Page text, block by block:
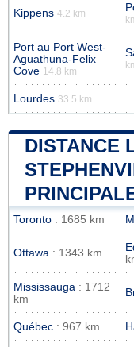
Kippens 4.2 km
Port au Port West-
Aguathuna-Felix
Cove 14.8 km
Lourdes 33.5 km
DISTANCE
Toronto : 1685 km
Ottawa : 1343 km
Mississauga : 1712
km
Québec : 967 km